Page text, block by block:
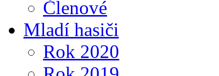
Členové
Mladí hasiči
Rok 2020